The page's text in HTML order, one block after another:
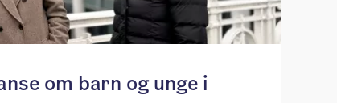
om barn og unge i